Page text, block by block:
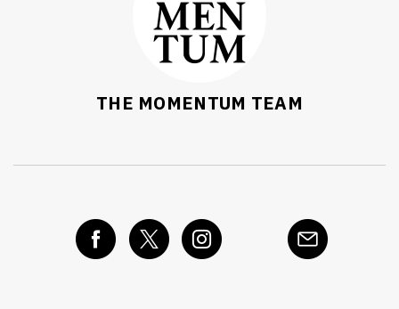
THE MOMENTUM TEAM